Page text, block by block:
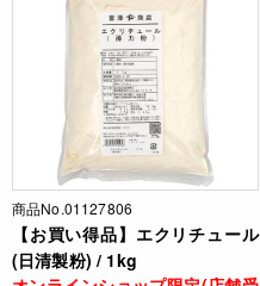
商品No.01127806
【お買い得品】エクリチュール
(日清製粉) / 1kg